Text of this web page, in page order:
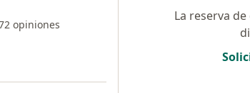
opiniones
La reserva